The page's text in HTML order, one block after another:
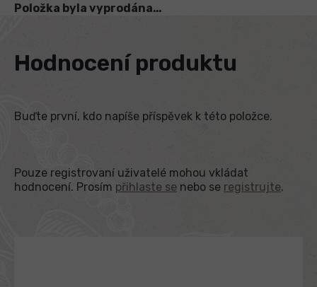
Položka byla vyprodána…
Hodnocení produktu
Buďte první, kdo napíše příspěvek k této položce.
Pouze registrovaní uživatelé mohou vkládat
hodnocení. Prosím přihlaste se nebo se registrujte.